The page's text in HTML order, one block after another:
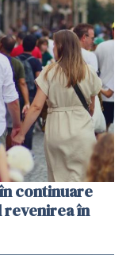
continuare
revenirea în